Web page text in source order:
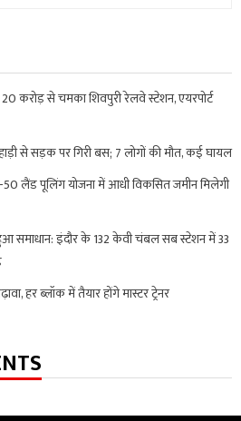
करोड़ से चमका शिवपुरी रेलवे स्टेशन, एयरपोर्ट
से सड़क पर गिरी बस; 7 लोगों की मौत, कई घायल
50 लैंड पूलिंग योजना में आधी विकसित जमीन मिलेगी
समाधान: इंदौर के 132 केवी चंबल सब स्टेशन में 33
हर ब्लॉक में तैयार होंगे मास्टर ट्रेनर